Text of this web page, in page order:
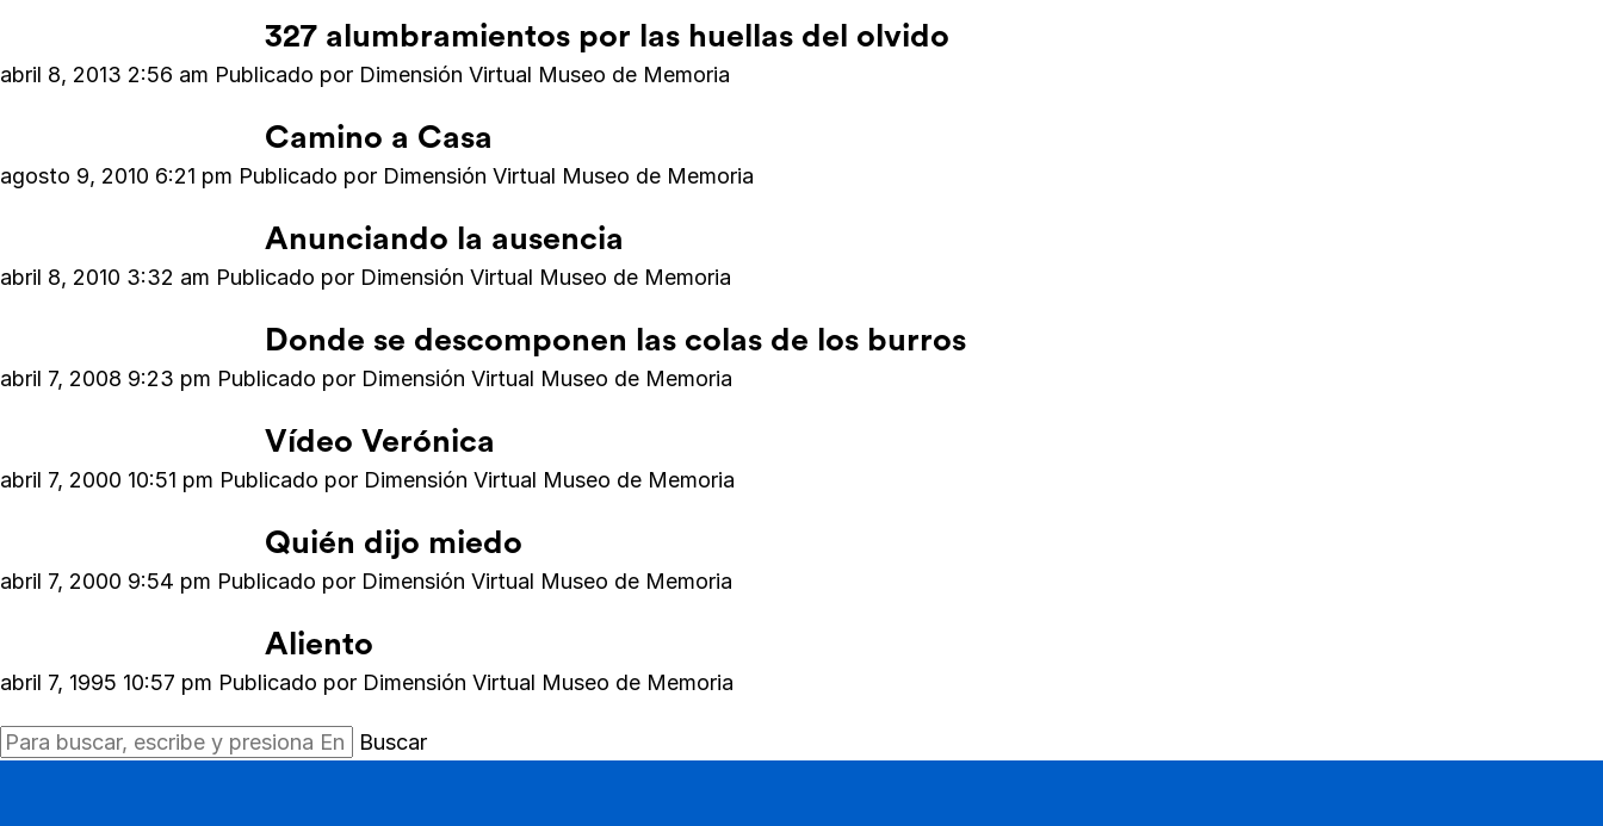
327 alumbramientos por las huellas del olvido
abril 8, 2013 2:56 am Publicado por Dimensión Virtual Museo de Memoria
Camino a Casa
agosto 9, 2010 6:21 pm Publicado por Dimensión Virtual Museo de Memoria
Anunciando la ausencia
abril 8, 2010 3:32 am Publicado por Dimensión Virtual Museo de Memoria
Donde se descomponen las colas de los burros
abril 7, 2008 9:23 pm Publicado por Dimensión Virtual Museo de Memoria
Vídeo Verónica
abril 7, 2000 10:51 pm Publicado por Dimensión Virtual Museo de Memoria
Quién dijo miedo
abril 7, 2000 9:54 pm Publicado por Dimensión Virtual Museo de Memoria
Aliento
abril 7, 1995 10:57 pm Publicado por Dimensión Virtual Museo de Memoria
Buscar